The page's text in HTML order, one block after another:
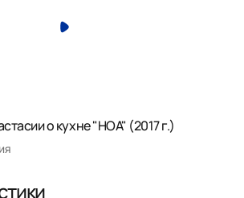
о кухне "НОА" (2017 г.)